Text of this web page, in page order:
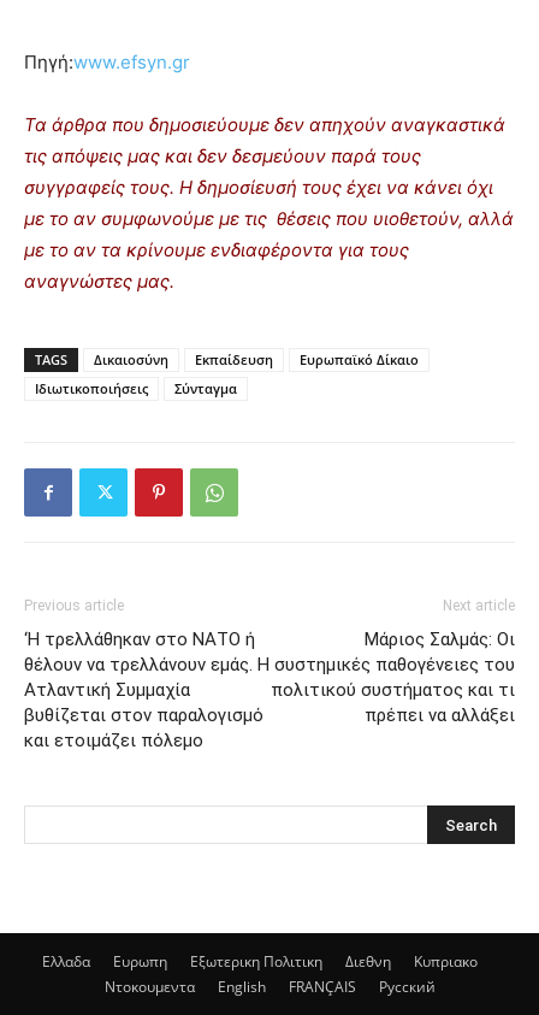
Πηγή:www.efsyn.gr
Τα άρθρα που δημοσιεύουμε δεν απηχούν αναγκαστικά
τις απόψεις μας και δεν δεσμεύουν παρά τους
συγγραφείς τους. Η δημοσίευσή τους έχει να κάνει όχι
με το αν συμφωνούμε με τις θέσεις που υιοθετούν, αλλά
με το αν τα κρίνουμε ενδιαφέροντα για τους
αναγνώστες μας.
TAGS Δικαιοσύνη Εκπαίδευση
Ευρωπαϊκό Δίκαιο
Ιδιωτικοποιήσεις
Σύνταγμα
Previous article
‘Η τρελλάθηκαν στο ΝΑΤΟ ή
θέλουν να τρελλάνουν εμάς. Η
Ατλαντική Συμμαχία
βυθίζεται στον παραλογισμό
και ετοιμάζει πόλεμο
Next article
Μάριος Σαλμάς: Οι
συστημικές παθογένειες του
πολιτικού συστήματος και τι
πρέπει να αλλάξει
Ελλαδα Ευρωπη Εξωτερικη Πολιτικη Διεθνη
Κυπριακο
Ντοκουμεντα
English FRANÇAIS Русский